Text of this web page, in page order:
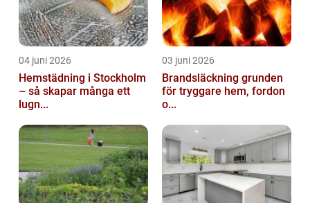
04 juni 2026
Hemstädning i Stockholm
– så skapar många ett
lugn...
03 juni 2026
Brandsläckning grunden
för tryggare hem, fordon
o...